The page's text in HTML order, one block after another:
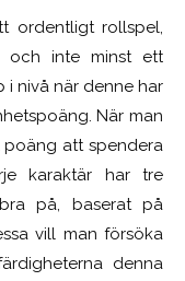
ordentligt rollspel,
och inte minst ett
i nivå när denne har
När man
poäng att spendera
karaktär har tre
på, baserat på
vill man försöka
denna